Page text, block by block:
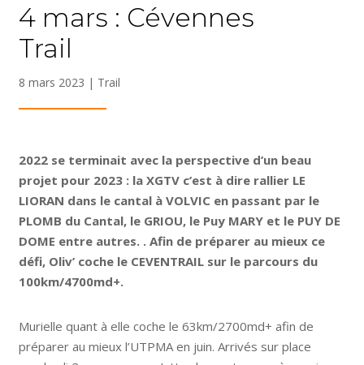
4 mars : Cévennes
Trail
8 mars 2023 | Trail
2022 se terminait avec la perspective d’un beau
projet pour 2023 : la XGTV c’est à dire rallier LE
LIORAN dans le cantal à VOLVIC en passant par le
PLOMB du Cantal, le GRIOU, le Puy MARY et le PUY DE
DOME entre autres. . Afin de préparer au mieux ce
défi, Oliv’ coche le CEVENTRAIL sur le parcours du
100km/4700md+.
Murielle quant à elle coche le 63km/2700md+ afin de
préparer au mieux l’UTPMA en juin. Arrivés sur place